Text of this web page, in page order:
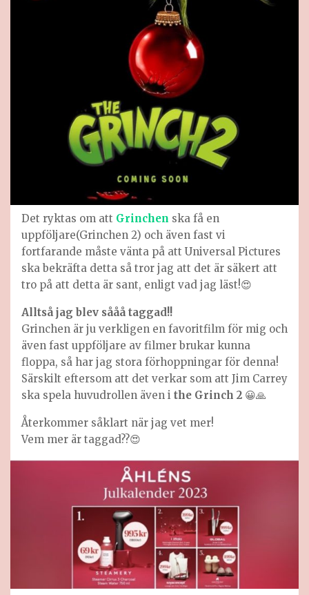
Det ryktas om att Grinchen ska få en
uppföljare(Grinchen 2) och även fast vi
fortfarande måste vänta på att Universal Pictures
ska bekräfta detta så tror jag att det är säkert att
tro på att detta är sant, enligt vad jag läst!😍
Alltså jag blev sååå taggad!!
Grinchen är ju verkligen en favoritfilm för mig och
även fast uppföljare av filmer brukar kunna
floppa, så har jag stora förhoppningar för denna!
Särskilt eftersom att det verkar som att Jim Carrey
ska spela huvudrollen även i the Grinch 2 😀🙏
Återkommer såklart när jag vet mer!
Vem mer är taggad??😍